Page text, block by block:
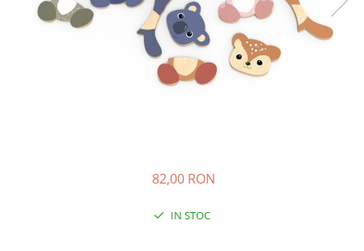
Jucarii dentitie
Teatru de papusi
Umbrele
Stilouri
82,00 RON
IN STOC